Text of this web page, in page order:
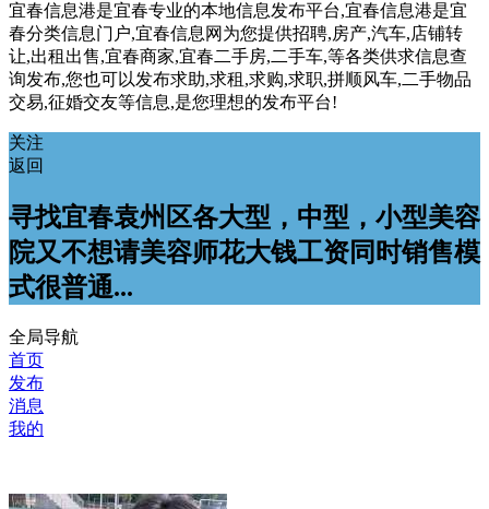
宜春信息港是宜春专业的本地信息发布平台,宜春信息港是宜
春分类信息门户,宜春信息网为您提供招聘,房产,汽车,店铺转
让,出租出售,宜春商家,宜春二手房,二手车,等各类供求信息查
询发布,您也可以发布求助,求租,求购,求职,拼顺风车,二手物品
交易,征婚交友等信息,是您理想的发布平台!
关注
返回
寻找宜春袁州区各大型，中型，小型美容
院又不想请美容师花大钱工资同时销售模
式很普通...
全局导航
首页
发布
消息
我的